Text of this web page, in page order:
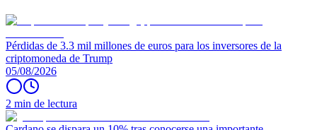
Pérdidas de 3.3 mil millones de euros para los inversores de la
criptomoneda de Trump
05/08/2026
2 min de lectura